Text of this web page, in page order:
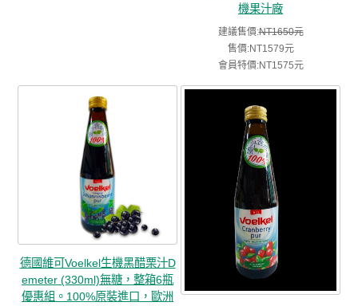
機果汁廠
建議售價:NT1650元
售價:NT1579元
會員特價:NT1575元
德國維可Voelkel生機黑醋栗汁D
emeter (330ml)無糖，整箱6瓶
優惠組。100%原裝進口，歐洲